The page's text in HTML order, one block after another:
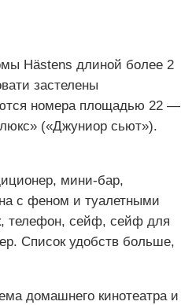
Hästens длиной более 2
застелены
номера площадью 22 —
(«Джуниор сьют»).
мини-бар,
с феном и туалетными
телефон, сейф, сейф для
Список удобств больше,
домашнего кинотеатра и